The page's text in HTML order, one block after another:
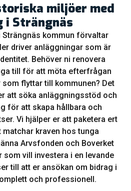
miljöer med
i Strängnäs
kommun förvaltar
driver anläggningar som är
Behöver ni renovera
till för att möta efterfrågan
flyttar till kommunen? Det
att söka anläggningsstöd och
för att skapa hållbara och
Vi hjälper er att paketera ert
matchar kraven hos tunga
Arvsfonden och Boverket
vill investera i en levande
till att er ansökan om bidrag i
och professionell.